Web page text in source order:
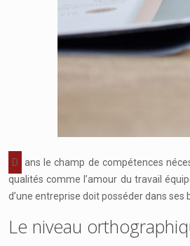
Dans le champ de compétences nécessaires pour chaque secteur professionnel, il existe celles spécifiques et celles transversales propres au marché du travail. Parmi ces compétences, il existe certaines
qualités comme l’amour du travail
d’une entreprise doit posséder dans ses
Le niveau